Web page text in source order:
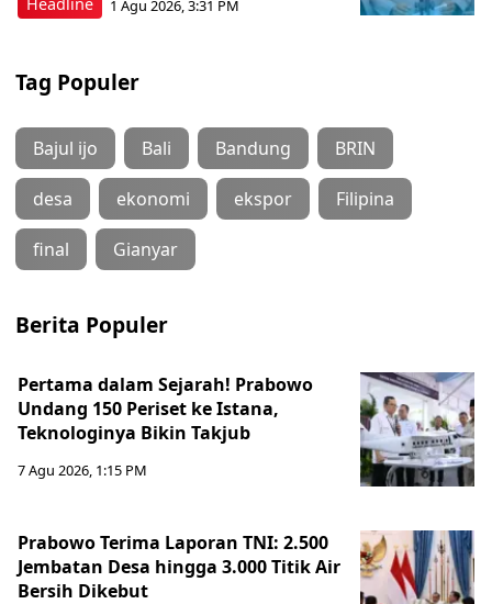
1 Agu 2026, 3:31 PM
Tag Populer
Bajul ijo Bali Bandung BRIN
desa ekonomi ekspor Filipina
final Gianyar
Berita Populer
Pertama dalam Sejarah! Prabowo
Undang 150 Periset ke Istana,
Teknologinya Bikin Takjub
7 Agu 2026, 1:15 PM
Prabowo Terima Laporan TNI: 2.500
Jembatan Desa hingga 3.000 Titik Air
Bersih Dikebut